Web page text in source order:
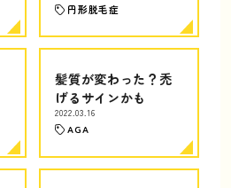
円形脱毛症
髪質が変わった？禿
げるサインかも
2022.03.16
AGA